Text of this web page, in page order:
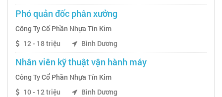
Phó quản đốc phân xưởng
Công Ty Cổ Phần Nhựa Tín Kim
12 - 18 triệu
Bình Dương
Nhân viên kỹ thuật vận hành máy
Công Ty Cổ Phần Nhựa Tín Kim
10 - 12 triệu
Bình Dương